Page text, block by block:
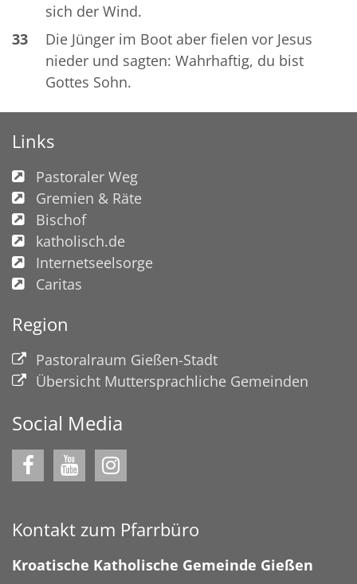
sich der Wind.
33
Die Jünger im Boot aber fielen vor Jesus
nieder und sagten: Wahrhaftig, du bist
Gottes Sohn.
Links
Pastoraler Weg
Gremien & Räte
Bischof
katholisch.de
Internetseelsorge
Caritas
Region
Pastoralraum Gießen-Stadt
Übersicht Muttersprachliche Gemeinden
Social Media
Kontakt zum Pfarrbüro
Kroatische Katholische Gemeinde Gießen